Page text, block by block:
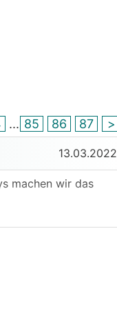
... 85 86 87 >
13.03.2022
machen wir das
die